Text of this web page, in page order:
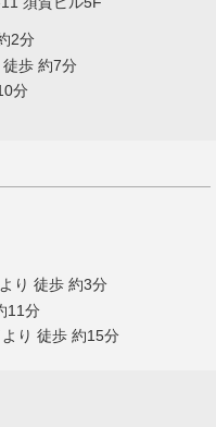
2分
歩 約7分
分
り 徒歩 約3分
11分
り 徒歩 約15分